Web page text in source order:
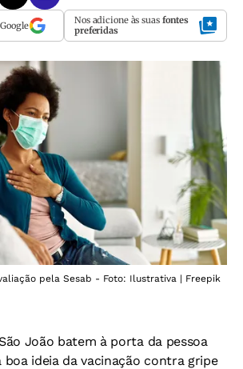
Nos adicione às suas fontes
preferidas
pela Sesab - Foto: Ilustrativa | Freepik
João batem à porta da pessoa
boa ideia da vacinação contra gripe